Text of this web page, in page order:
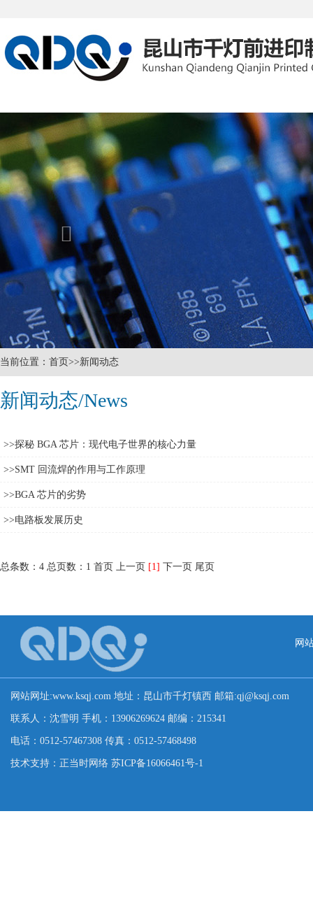
当前位置：首页>>新闻动态
新闻动态/News
>>探秘 BGA 芯片：现代电子世界的核心力量
>>SMT 回流焊的作用与工作原理
>>BGA 芯片的劣势
>>电路板发展历史
总条数：4 总页数：1 首页 上一页 [1] 下一页 尾页
网
网站网址:www.ksqj.com 地址：昆山市千灯镇西 邮箱:qj@ksqj.com
联系人：沈雪明 手机：13906269624 邮编：215341
电话：0512-57467308 传真：0512-57468498
技术支持：正当时网络 苏ICP备16066461号-1